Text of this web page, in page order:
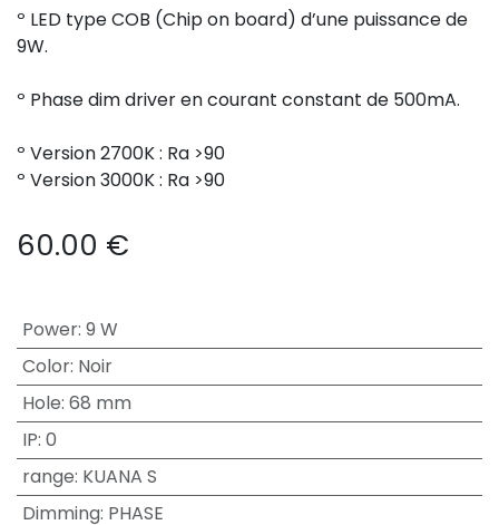
º LED type COB (Chip on board) d’une puissance de
9W.
º Phase dim driver en courant constant de 500mA.
º Version 2700K : Ra >90
º Version 3000K : Ra >90
60.00 €
Power: 9 W
Color: Noir
Hole: 68 mm
IP: 0
range: KUANA S
Dimming: PHASE